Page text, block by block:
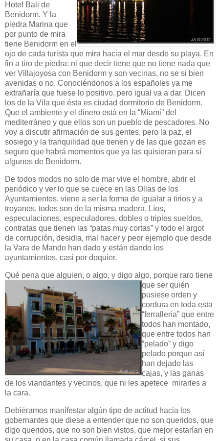
Hotel Bali de
Benidorm. Y la
piedra Marina que
por punto de mira
tiene Benidorm en el
ojo de cada turista que mira hacia el mar desde su playa. En
fin a tiro de piedra: ni que decir tiene que no tiene nada que
ver Villajoyosa con Benidorm y son vecinas, no se si bien
avenidas o no. Conociéndonos a los españoles ya me
extrañaría que fuese lo positivo, pero igual va a dar. Dicen
los de la Vila que ésta es ciudad dormitorio de Benidorm.
Que el ambiente y el dinero está en la “Miami” del
mediterráneo y que ellos son un pueblo de pescadores. No
voy a discutir afirmación de sus gentes, pero la paz, el
sosiego y la tranquilidad que tienen y de las que gozan es
seguro que habrá momentos que ya las quisieran para sí
algunos de Benidorm.
De todos modos no solo de mar vive el hombre, abrir el
periódico y ver lo que se cuece en las Ollas de los
Ayuntamientos, viene a ser la forma de igualar a tirios y a
troyanos, todos son de la misma madera. Líos,
especulaciones, especuladores, dobles o triples sueldos,
contratas que tienen las “patas muy cortas” y todo el argot
de corrupción, desidia, mal hacer y peor ejemplo que desde
la Vara de Mando han dado y están dando los
ayuntamientos, casi por doquier.
Qué pena que alguien, o algo, y digo al go, porque raro tiene
que ser quién
pusiese orden y
cordura en toda esta
“ferrallería” que entre
todos han montado,
que entre todos han
“pelado” y digo
pelado porque así
han dejado las
cajas, y las ganas
de los viandantes y vecinos, que ni les apetece mirarles a
la cara.
Debiéramos manifestar algún tipo de actitud hacia los
gobernantes que diese a entender que no son queridos, que
digo queridos, que no son bien vistos, que mejor estarían en